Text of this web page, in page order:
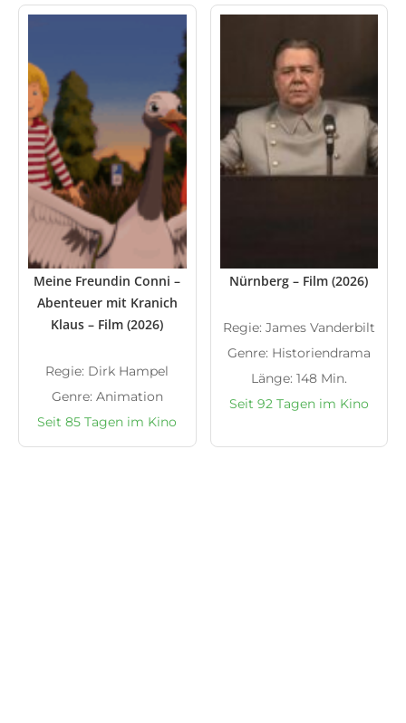
Meine Freundin Conni –
Abenteuer mit Kranich
Klaus – Film (2026)
Regie: Dirk Hampel
Genre: Animation
Seit 85 Tagen im Kino
Nürnberg – Film (2026)
Regie: James Vanderbilt
Genre: Historiendrama
Länge: 148 Min.
Seit 92 Tagen im Kino